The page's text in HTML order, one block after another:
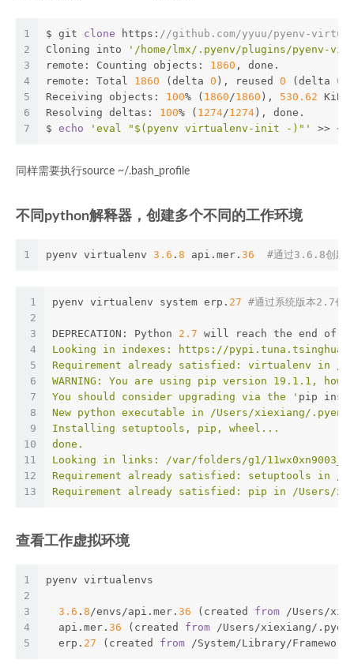
1
2
3
4
5
6
7
$ git clone https: //github.com/yyuu/pyenv-
Cloning into
'/home/lmx/.pyenv/plugins/pyenv-
remote: Counting objects: 1860 , done.
remote: Total 1860 (delta 0 ), reused 0 (delta 0
Receiving objects: 100% ( 1860/1860 ), 530.62 KiB
Resolving deltas: 100% ( 1274/1274 ), done.
$ echo 'eval "$(pyenv virtualenv-init -)"' >>
同样需要执行source ~/.bash_profile
不同python解释器，创建多个不同的工作环境
1 pyenv virtualenv 3.6 . 8 api.mer. 36 #通过3.6.8创建
1
2
3
4
5
6
7
8
9
10
11
12
13
pyenv virtualenv system erp. 27 #通过系统版本2.7创
DEPRECATION: Python 2.7 will reach the end of
Looking in indexes: https://
Requirement already satisfied: virtualenv in /
WARNING: You are using pip version 19.1.1,
You should consider upgrading via the ' pip
New python executable in /Users/xiexiang/
Installing setuptools, pip, wheel...
done.
Looking in links: /var/folders/g1/
Requirement already satisfied: setuptools in /
Requirement already satisfied: pip in /Users/
查看工作虚拟环境
1
2
3
4
5
pyenv virtualenvs
3.6 . 8/envs/api.mer. 36 (created from /Users/
  api.mer.
36 (created from /Users/xiexiang/
  erp.
27 (created from /System/Library/